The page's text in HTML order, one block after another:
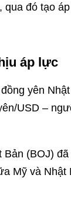
qua đó tạo
áp lực
yên
USD –
(BOJ)
Mỹ và